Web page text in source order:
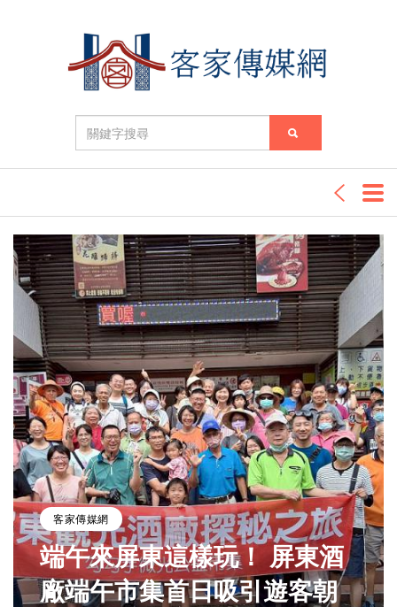
客家傳媒網
端午來屏東這樣玩！ 屏東酒
廠端午市集首日吸引遊客朝